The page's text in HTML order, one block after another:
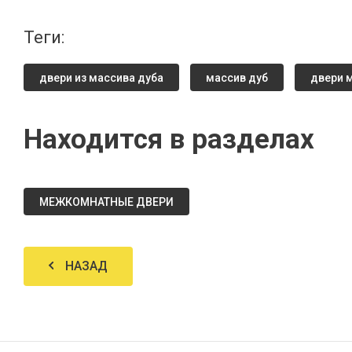
теги:
двери из массива дуба массив дуб двери
Находится в разделах
МЕЖКОМНАТНЫЕ ДВЕРИ
НАЗАД